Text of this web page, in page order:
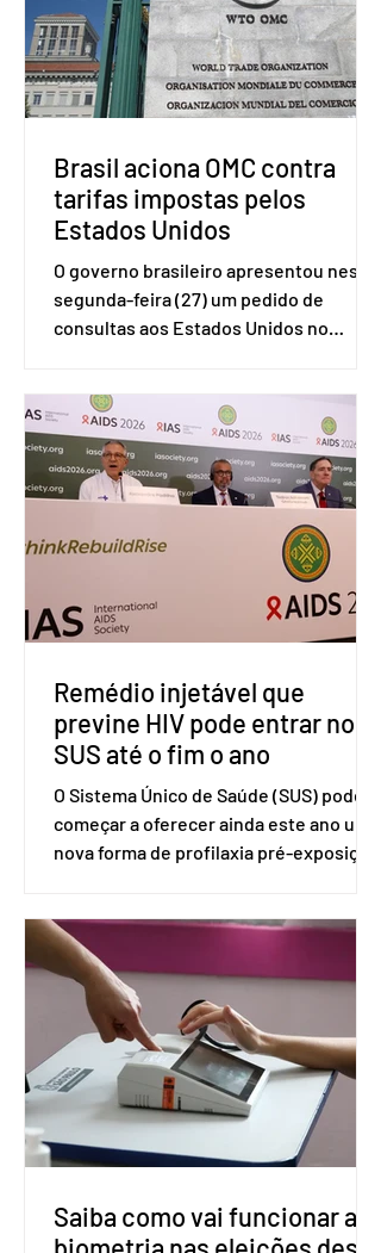
Brasil aciona OMC contra
tarifas impostas pelos
Estados Unidos
O governo brasileiro apresentou nesta
segunda-feira (27) um pedido de
consultas aos Estados Unidos no
(OMC), contestando duas medidas
tarifárias adotadas pelo país norte-
americano com base na Seção 301 da
Lei de Comércio de 1974. Segundo nota
divulgada pelo Ministério das Relações
Exteriores, o Brasil considera que as
incompatíveis com as obrigações
assumidas pelos Estados Unid
Remédio injetável que
previne HIV pode entrar no
SUS até o fim o ano
O Sistema Único de Saúde (SUS) pode
começar a oferecer ainda este ano uma
nova forma de profilaxia pré-exposição
medicamento carbotegravir, que
impede a replicação do vírus de forma
prolongada e pode ser tomado a cada
dois meses. O pedido de inclusão vai
ser encaminhado pelo Ministério da
Saúde à Comissão Nacional de
Incorporação de Novas Tecnologias no
SUS (Conitec) na semana que vem. A
Conitec é um colegiado
Saiba como vai funcionar a